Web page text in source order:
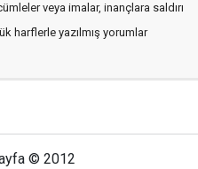
veya imalar, inançlara saldırı
harflerle yazılmış yorumlar
© 2012